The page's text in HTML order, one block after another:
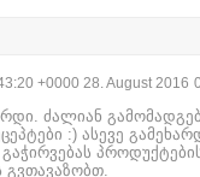
+0000 28. August 2016
ძალიან
:) ასევე